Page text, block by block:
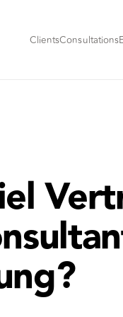
ClientsConsultations